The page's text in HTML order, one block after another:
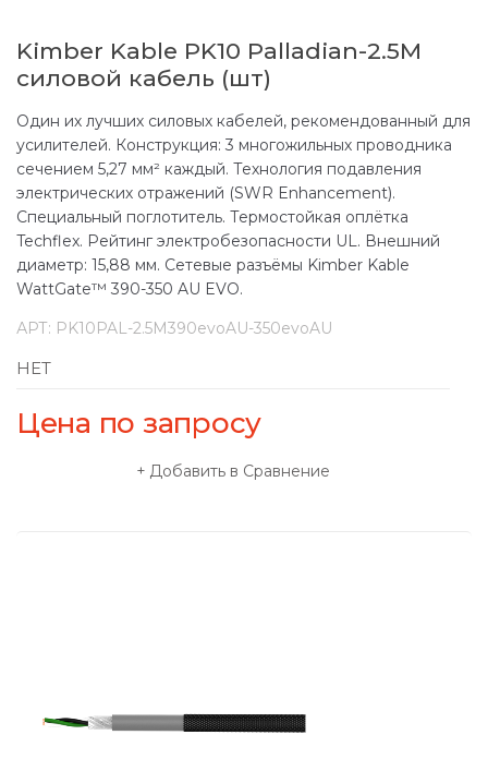
Kimber Kable PK10 Palladian-2.5M
силовой кабель (шт)
Один их лучших силовых кабелей, рекомендованный для
усилителей. Конструкция: 3 многожильных проводника
сечением 5,27 мм² каждый. Технология подавления
электрических отражений (SWR Enhancement).
Специальный поглотитель. Термостойкая оплётка
Techflex. Рейтинг электробезопасности UL. Внешний
диаметр: 15,88 мм. Сетевые разъёмы Kimber Kable
WattGate™ 390-350 AU EVO.
АРТ: PK10PAL-2.5M390evoAU-350evoAU
НЕТ
Цена по запросу
Добавить в Сравнение